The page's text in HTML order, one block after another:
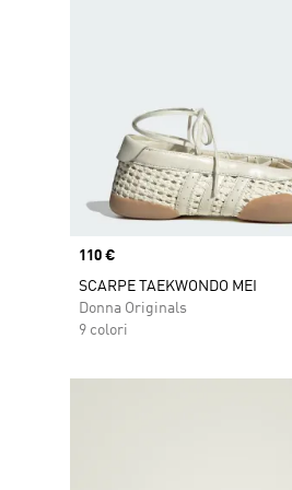
Price
110 €
SCARPE TAEKWONDO MEI
Donna Originals
9 colori